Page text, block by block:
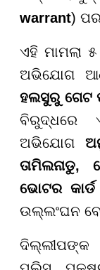
warrant)
ଏହି ମାମଲା
ଅଭିଯୋଗ
ହଲସୁରୁ ଗେଟ
ବିରୁଦ୍ଧରେ
ଅଭିଯୋଗ
ତାମିଲନାଡୁ,
ଭୋଟର
ଉଲ୍ଲଂଘନ
ଦିଲ୍ଲୀପଙ୍କ